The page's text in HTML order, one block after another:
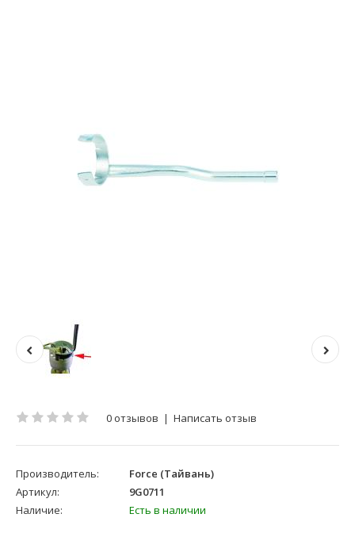
0 отзывов | Написать отзыв
Производитель:
Force (Тайвань)
Артикул:
9G0711
Наличие:
Есть в наличии